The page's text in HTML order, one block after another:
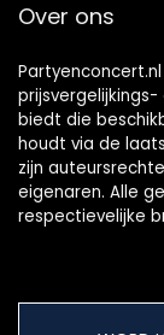
Over ons
biedt die
houdt via de
zijn
eigenaren. Alle
respectievelijke